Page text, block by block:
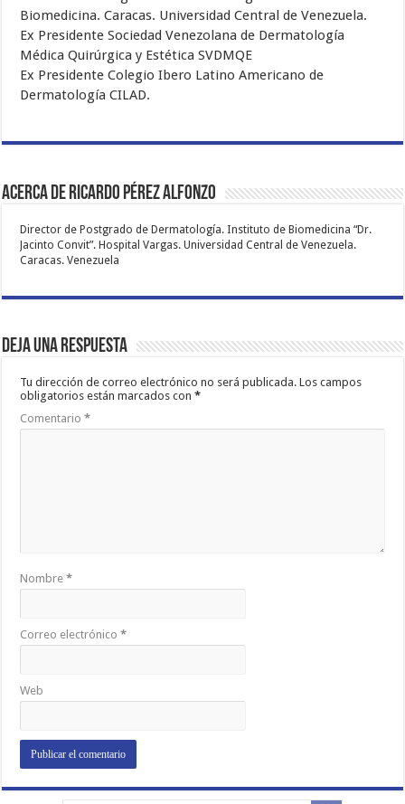
Biomedicina. Caracas. Universidad Central de Venezuela.
Ex Presidente Sociedad Venezolana de Dermatología
Médica Quirúrgica y Estética SVDMQE
Ex Presidente Colegio Ibero Latino Americano de
Dermatología CILAD.
Acerca de Ricardo Pérez Alfonzo
Director de Postgrado de Dermatología. Instituto de Biomedicina “Dr.
Jacinto Convit”. Hospital Vargas. Universidad Central de Venezuela.
Caracas. Venezuela
Deja una respuesta
Tu dirección de correo electrónico no será publicada. Los campos
obligatorios están marcados con*
Comentario*
Nombre*
Correo electrónico*
Web